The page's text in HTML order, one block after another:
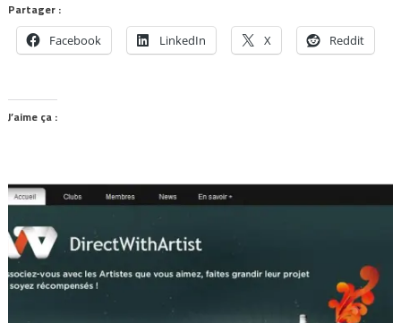
Partager :
Facebook LinkedIn X Reddit
J’aime ça :